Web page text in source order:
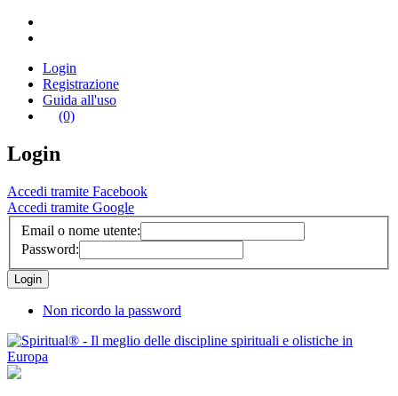
Login
Registrazione
Guida all'uso
(0)
Login
Accedi tramite Facebook
Accedi tramite Google
Email o nome utente:
Password:
Non ricordo la password